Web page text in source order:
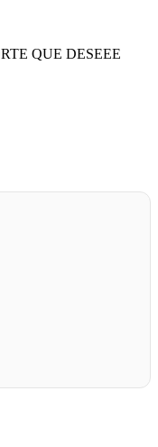
QUE DESEEE